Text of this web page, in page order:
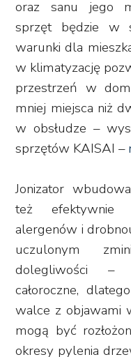
oraz sanu jego
sprzęt będzie w
warunki dla
w klimatyzację
przestrzeń w
mniej miejsca niż
w obsłudze –
sprzętów KAISAI –
Jonizator
też efektywnie
alergenów i
uczulonym
dolegliwości –
całoroczne,
walce z objawami
mogą być
okresy pylenia